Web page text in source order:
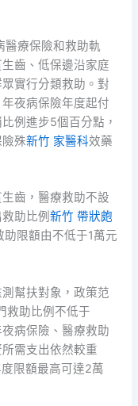
醫療保險和救助軌
齒、低保邊沿家庭
實行分類救助。對
夜病保險年度起付
例進步5個百分點，
險殊新竹 家醫科效藥
齒，醫療救助不設
助比例新竹 帶狀皰
助限額由不低于1萬元
幫扶對象，政策范
救助比例不低于
病保險、醫療救助
需支出依然較重
限額最高可達2萬